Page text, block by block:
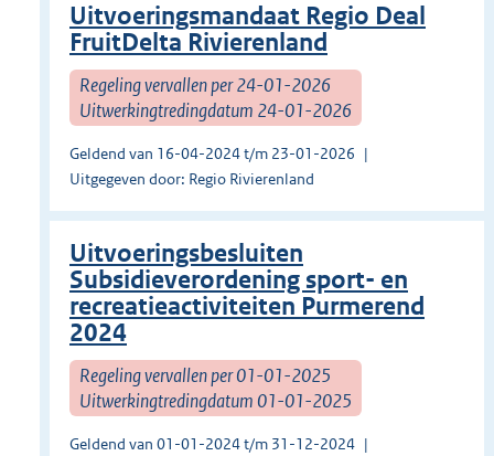
Uitvoeringsmandaat Regio Deal
FruitDelta Rivierenland
Regeling vervallen per 24-01-2026
Uitwerkingtredingdatum 24-01-2026
Geldend van 16-04-2024 t/m 23-01-2026
Uitgegeven door: Regio Rivierenland
Uitvoeringsbesluiten
Subsidieverordening sport- en
recreatieactiviteiten Purmerend
2024
Regeling vervallen per 01-01-2025
Uitwerkingtredingdatum 01-01-2025
Geldend van 01-01-2024 t/m 31-12-2024